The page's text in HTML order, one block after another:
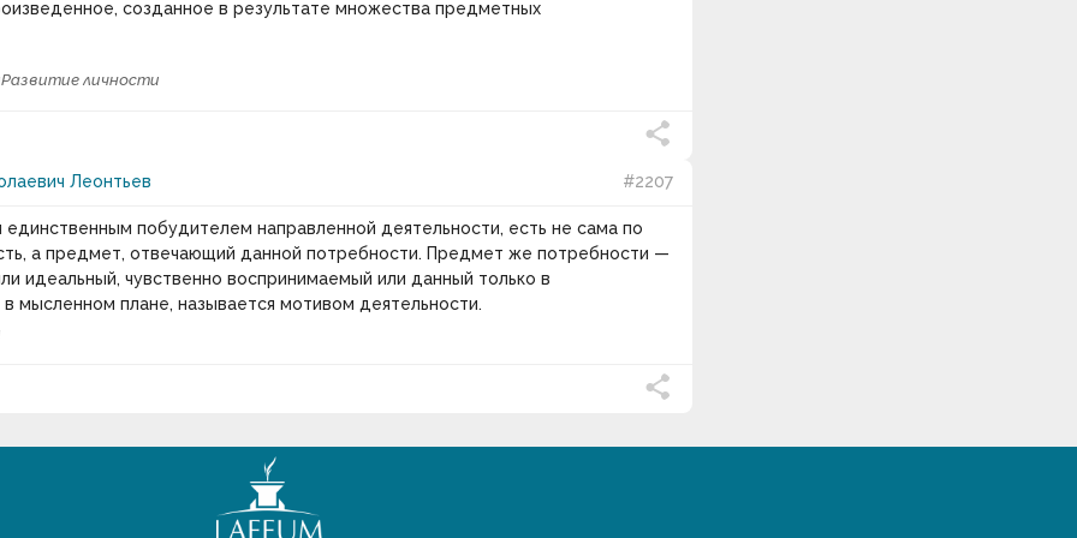
созданное в результате множества предметных
Развитие личности
Леонтьев #2207
единственным побудителем направленной деятельности, есть не сама по
а предмет, отвечающий данной потребности. Предмет же потребности —
идеальный, чувственно воспринимаемый или данный только в
мысленном плане, называется мотивом деятельности.